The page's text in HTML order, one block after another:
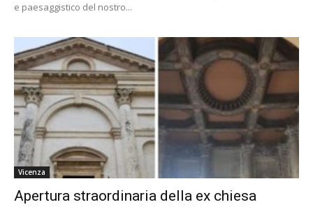
e paesaggistico del nostro...
Vicenza
Apertura straordinaria della ex chiesa